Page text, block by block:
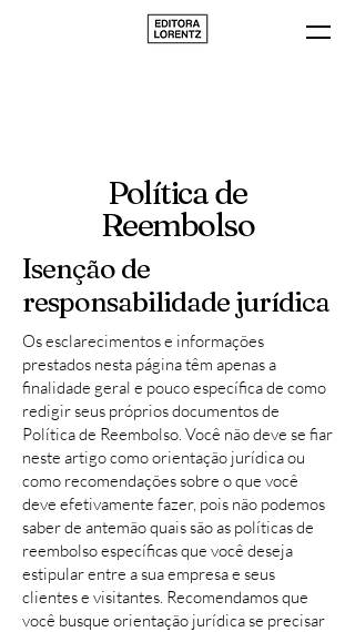
Política de
Reembolso
Isenção de
responsabilidade jurídica
Os esclarecimentos e informações
prestados nesta página têm apenas a
finalidade geral e pouco específica de como
redigir seus próprios documentos de
Política de Reembolso. Você não deve se fiar
neste artigo como orientação jurídica ou
como recomendações sobre o que você
deve efetivamente fazer, pois não podemos
saber de antemão quais são as políticas de
reembolso específicas que você deseja
estipular entre a sua empresa e seus
clientes e visitantes. Recomendamos que
você busque orientação jurídica se precisar